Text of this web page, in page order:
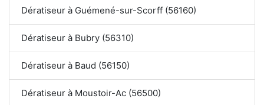
Dératiseur à Guémené-sur-Scorff (56160)
Dératiseur à Bubry (56310)
Dératiseur à Baud (56150)
Dératiseur à Moustoir-Ac (56500)